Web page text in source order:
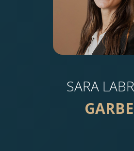
SARA
GARBE